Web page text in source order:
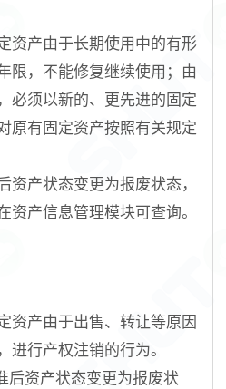
资产由于长期使用中的有形
限，不能修复继续使用；由
必须以新的、更先进的固定
原有固定资产按照有关规定
资产状态变更为报废状态，
资产信息管理模块可查询。
资产由于出售、转让等原因
进行产权注销的行为。
后资产状态变更为报废状